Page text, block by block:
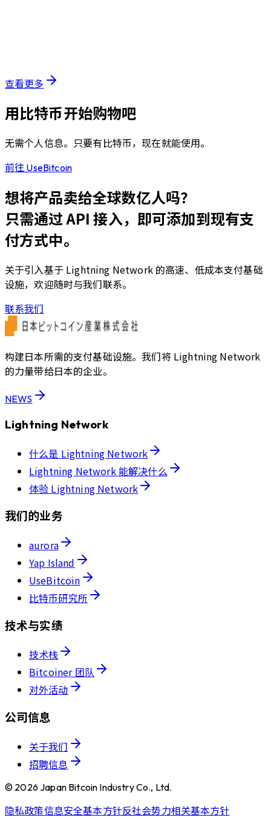
查看更多
用比特币开始购物吧
无需个人信息。只要有比特币，现在就能使用。
前往 UseBitcoin
想将产品卖给全球数亿人吗？
只需通过 API 接入，即可添加到现有支
付方式中。
关于引入基于 Lightning Network 的高速、低成本支付基础
设施，欢迎随时与我们联系。
联系我们
构建日本所需的支付基础设施。我们将 Lightning Network
的力量带给日本的企业。
NEWS
Lightning Network
什么是 Lightning Network
Lightning Network 能解决什么
体验 Lightning Network
我们的业务
aurora
Yap Island
UseBitcoin
比特币研究所
技术与实绩
技术栈
Bitcoiner 团队
对外活动
公司信息
关于我们
招聘信息
© 2026 Japan Bitcoin Industry Co., Ltd.
隐私政策信息安全基本方针反社会势力相关基本方针